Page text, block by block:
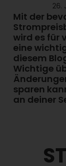
26.
Mit der
wird es für
eine
diesem
Wichtige
sparen
an deiner